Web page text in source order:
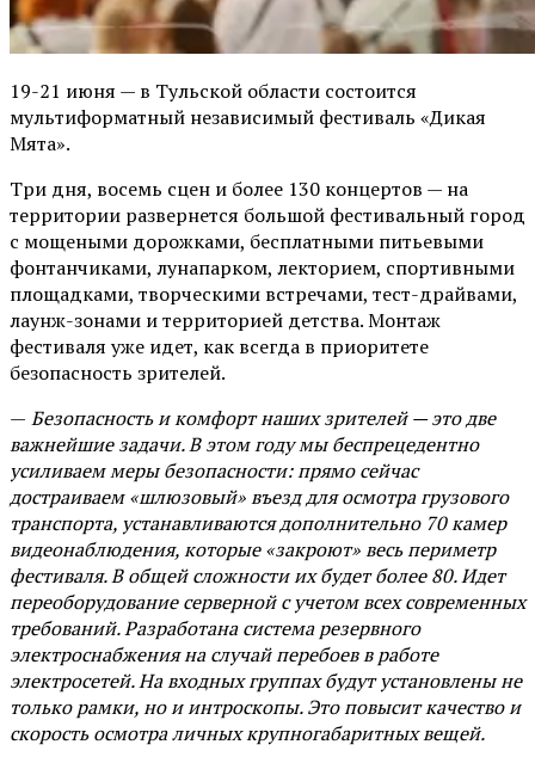
19-21 июня — в Тульской области состоится
мультиформатный независимый фестиваль «Дикая
Мята».
Три дня, восемь сцен и более 130 концертов — на
территории развернется большой фестивальный город
с мощеными дорожками, бесплатными питьевыми
фонтанчиками, лунапарком, лекторием, спортивными
площадками, творческими встречами, тест-драйвами,
лаунж-зонами и территорией детства. Монтаж
фестиваля уже идет, как всегда в приоритете
безопасность зрителей.
— Безопасность и комфорт наших зрителей — это две
важнейшие задачи. В этом году мы беспрецедентно
усиливаем меры безопасности: прямо сейчас
достраиваем «шлюзовый» въезд для осмотра грузового
транспорта, устанавливаются дополнительно 70 камер
видеонаблюдения, которые «закроют» весь периметр
фестиваля. В общей сложности их будет более 80. Идет
переоборудование серверной с учетом всех современных
требований. Разработана система резервного
электроснабжения на случай перебоев в работе
электросетей. На входных группах будут установлены не
только рамки, но и интроскопы. Это повысит качество и
скорость осмотра личных крупногабаритных вещей.